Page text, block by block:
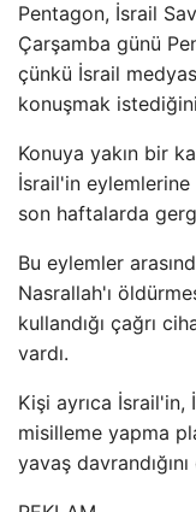
Pentagon, İsrail
Çarşamba günü
çünkü İsrail
konuşmak
Konuya yakın bir
İsrail'in eylemlerine
son haftalarda
Bu eylemler
Nasrallah'ı
kullandığı çağrı
vardı.
Kişi ayrıca İsrail'in,
misilleme yapma
yavaş